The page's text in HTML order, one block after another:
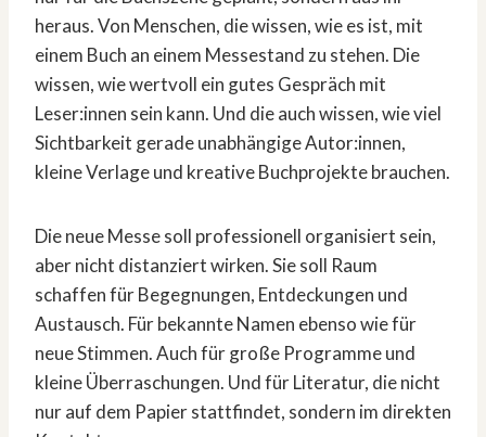
heraus. Von Menschen, die wissen, wie es ist, mit
einem Buch an einem Messestand zu stehen. Die
wissen, wie wertvoll ein gutes Gespräch mit
Leser:innen sein kann. Und die auch wissen, wie viel
Sichtbarkeit gerade unabhängige Autor:innen,
kleine Verlage und kreative Buchprojekte brauchen.
Die neue Messe soll professionell organisiert sein,
aber nicht distanziert wirken. Sie soll Raum
schaffen für Begegnungen, Entdeckungen und
Austausch. Für bekannte Namen ebenso wie für
neue Stimmen. Auch für große Programme und
kleine Überraschungen. Und für Literatur, die nicht
nur auf dem Papier stattfindet, sondern im direkten